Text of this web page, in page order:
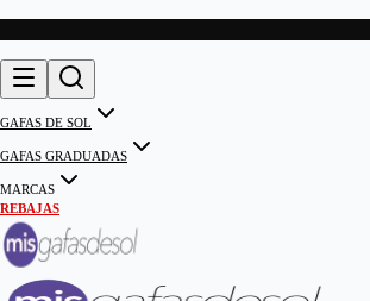
GAFAS DE SOL
GAFAS GRADUADAS
MARCAS
REBAJAS